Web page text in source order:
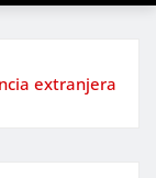
extranjera